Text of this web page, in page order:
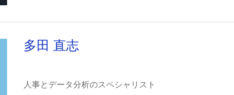
多田 直志
人事とデータ分析のスペシャリスト